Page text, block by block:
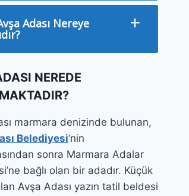
Adası Nereye
NEREDE
marmara denizinde bulunan,
Belediyesi‘nin
sonra Marmara Adalar
bağlı olan bir adadır. Küçük
Avşa Adası yazın tatil beldesi